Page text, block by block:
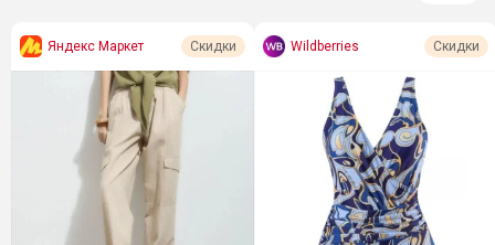
Яндекс Маркет Скидки Wildberries Скидки